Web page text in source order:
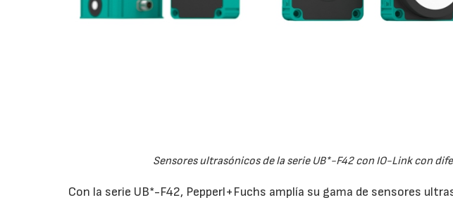
Sensores ultrasónicos de la serie UB*-F42 con IO-Link con
Con la serie UB*-F42, Pepperl+Fuchs amplía su gama de sensores